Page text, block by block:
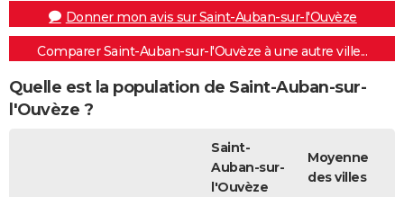
Donner mon avis sur Saint-Auban-sur-l'Ouvèze
Comparer Saint-Auban-sur-l'Ouvèze à une autre ville...
Quelle est la population de Saint-Auban-sur-
l'Ouvèze ?
Saint-
Auban-sur-
l'Ouvèze
Moyenne
des villes